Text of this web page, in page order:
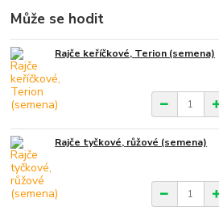
Může se hodit
Rajče keříčkové, Terion (semena)
Rajče tyčkové, růžové (semena)